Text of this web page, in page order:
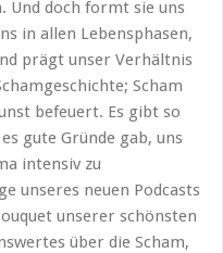
Und doch formt sie uns
in allen Lebensphasen,
prägt unser Verhältnis
Scham
befeuert. Es gibt so
gute Gründe gab, uns
intensiv zu
unseres neuen Podcasts
unserer schönsten
über die Scham,